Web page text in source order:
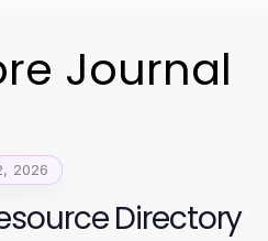
Journal
2026
Directory